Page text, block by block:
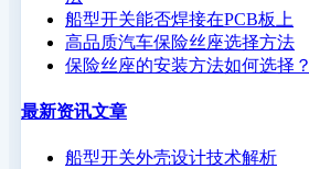
船型开关能否焊接在PCB板上
高品质汽车保险丝座选择方法
保险丝座的安装方法如何选择？
最新资讯文章
船型开关外壳设计技术解析